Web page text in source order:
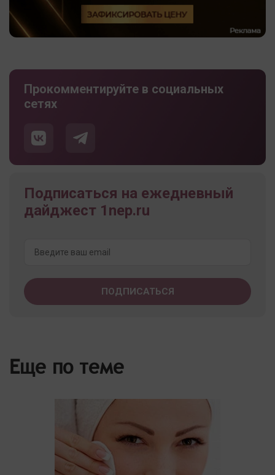
Прокомментируйте в социальных
сетях
Подписаться на ежедневный
дайджест 1nep.ru
Еще по теме